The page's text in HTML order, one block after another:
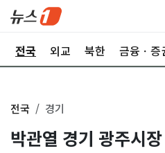
전국 외교 북한 금융ㆍ증
전국 경기
박관열 경기 광주시